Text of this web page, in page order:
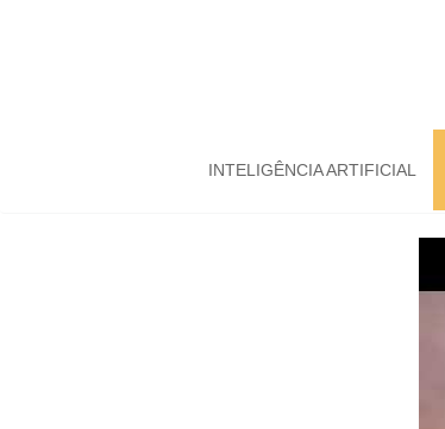
INTELIGÊNCIA ARTIFICIAL